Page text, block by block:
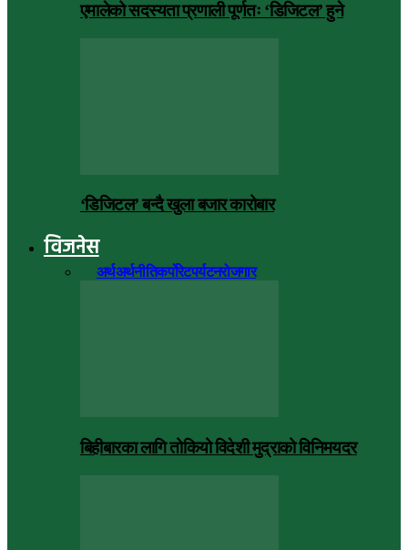
एमालेको सदस्यता प्रणाली पूर्णतः ‘डिजिटल’ हुने
‘डिजिटल’ बन्दै खुला बजार कारोबार
विजनेस
अर्थअर्थनीतिकर्पोरेटपर्यटनरोजगार
बिहीबारका लागि तोकियो विदेशी मुद्राको विनिमयदर